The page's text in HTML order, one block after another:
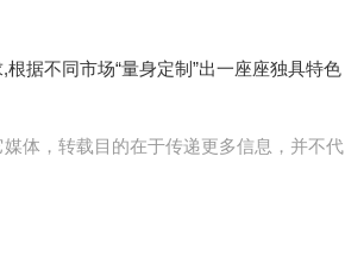
据不同市场“量身定制”出一座座独具特色
体，转载目的在于传递更多信息，并不代